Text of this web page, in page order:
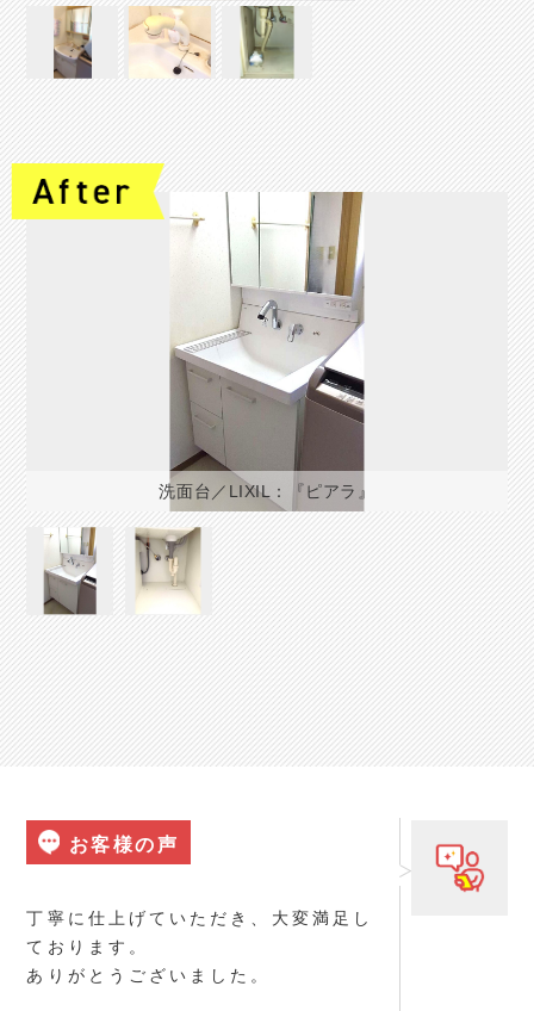
洗面台／LIXIL：『ピアラ』
お客様の声
丁寧に仕上げていただき、大変満足し
ております。
ありがとうございました。